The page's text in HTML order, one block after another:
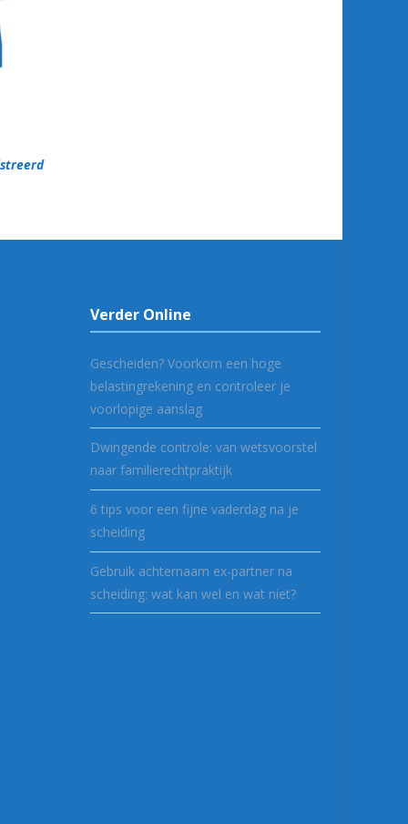
Verder Online
Gescheiden? Voorkom een hoge
belastingrekening en controleer je
voorlopige aanslag
Dwingende controle: van wetsvoorstel
naar familierechtpraktijk
6 tips voor een fijne vaderdag na je
scheiding
Gebruik achternaam ex-partner na
scheiding: wat kan wel en wat niet?